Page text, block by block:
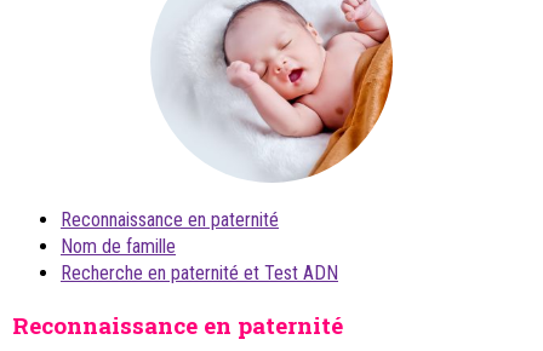
Reconnaissance en paternité
Nom de famille
Recherche en paternité et Test ADN
Reconnaissance en paternité